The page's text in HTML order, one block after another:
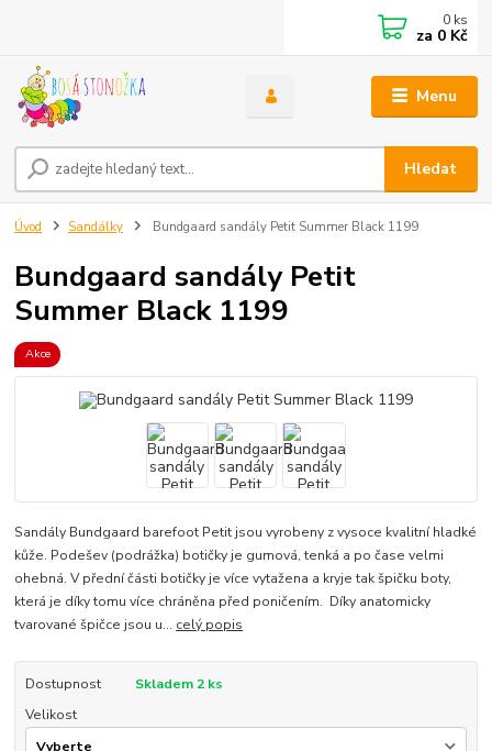
Menu
Hledat
0 ks
za 0 Kč
Úvod Sandálky Bundgaard sandály Petit Summer Black 1199
Bundgaard sandály Petit
Summer Black 1199
Akce
Sandály Bundgaard barefoot Petit jsou vyrobeny z vysoce kvalitní hladké
kůže. Podešev (podrážka) botičky je gumová, tenká a po čase velmi
ohebná. V přední části botičky je více vytažena a kryje tak špičku boty,
která je díky tomu více chráněna před poničením. Díky anatomicky
tvarované špičce jsou u... celý popis
Dostupnost
Skladem 2 ks
Velikost